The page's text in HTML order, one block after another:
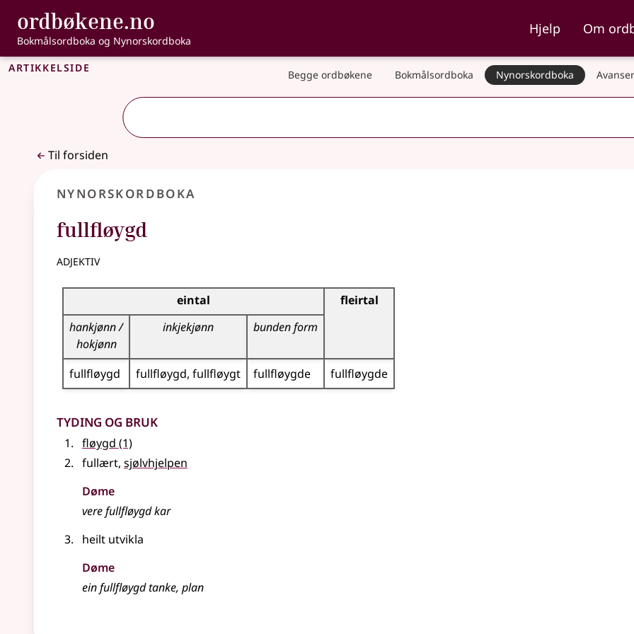
Gå til hovedinnhold
Tilgjengelighet
ordbøkene.no , Bokmålsordboka og Nynorskordboka
Bokmålsordboka og Nynorskordboka
Hjelp Om
Artikkelside Begge ordbøkene Bokmålsordboka Nynorskordboka
Til forsiden
Nynorskordboka
fullfløygd
adjektiv
Bøyningstabell for dette adjektivet
eintal
fleirtal
hankjønn /
hokjønn
inkjekjønn bunden form
fullfløygd fullfløygd fullfløygt fullfløygde fullfløygde
Tyding og bruk
fløygd (1)
fullært, sjølvhjelpen
Døme
vere fullfløygd kar
heilt utvikla
Døme
ein fullfløygd tanke, plan